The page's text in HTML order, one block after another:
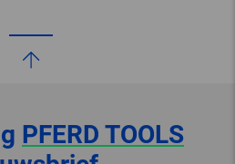
PFERD TOOLS